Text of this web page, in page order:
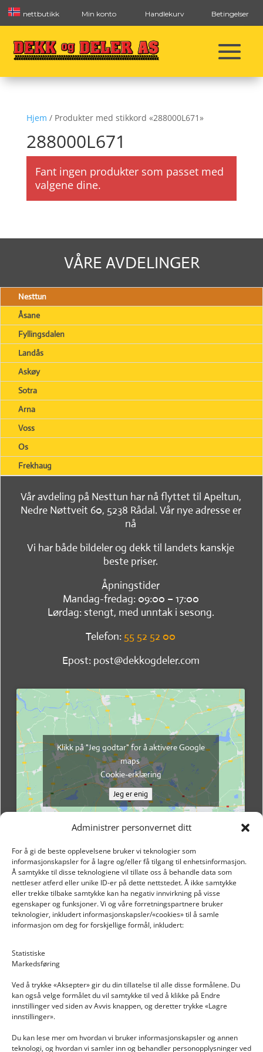
Administrer personvernet ditt
For å gi de beste opplevelsene bruker vi teknologier som
informasjonskapsler for å lagre og/eller få tilgang til enhetsinformasjon.
Å samtykke til disse teknologiene vil tillate oss å behandle data som
nettleser atferd eller unike ID-er på dette nettstedet. Å ikke samtykke
eller trekke tilbake samtykke kan ha negativ innvirkning på visse
egenskaper og funksjoner. Vi og våre forretningspartnere bruker
teknologier, inkludert informasjonskapsler/«cookies» til å samle
informasjon om deg for forskjellige formål, inkludert:
Statistiske
Markedsføring
Ved å trykke «Aksepter» gir du din tillatelse til alle disse formålene. Du
kan også velge formålet du vil samtykke til ved å klikke på Endre
innstillinger ved siden av Avvis knappen, og deretter trykke «Lagre
innstillinger».
Du kan lese mer om hvordan vi bruker informasjonskapsler og annen
teknologi, og hvordan vi samler inn og behandler personopplysninger ved
nettbutikk Min konto Handlekurv Betingelser
Hjem / Produkter med stikkord «288000L671»
288000L671
Fant ingen produkter som passet med
valgene dine.
VÅRE AVDELINGER
Nesttun
Åsane
Fyllingsdalen
Landås
Askøy
Sotra
Arna
Voss
Os
Frekhaug
Vår avdeling på Nesttun har nå flyttet til Apeltun,
Nedre Nøttveit 60, 5238 Rådal. Vår nye adresse er
nå
Vi har både bildeler og dekk til landets kanskje
beste priser.
Åpningstider
Mandag-fredag: 09:00 – 17:00
Lørdag: stengt, med unntak i sesong.
Telefon: 55 52 52 00
Epost: post@dekkogdeler.com
Klikk på "Jeg godtar" for å aktivere Google
maps
Cookie-erklæring
Jeg er enig
INFORMASJON